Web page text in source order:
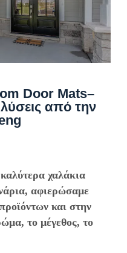
Door Mats–
από την
χαλάκια
αφιερώσαμε
και στην
το μέγεθος, το